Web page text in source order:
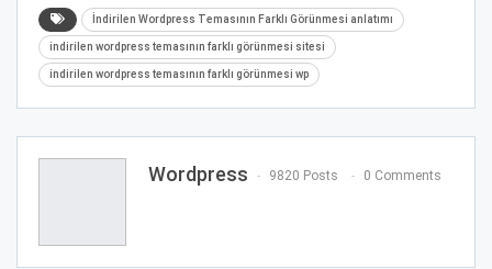
İndirilen Wordpress Temasının Farklı Görünmesi anlatımı
indirilen wordpress temasının farklı görünmesi sitesi
indirilen wordpress temasının farklı görünmesi wp
Wordpress 9820 Posts 0 Comments